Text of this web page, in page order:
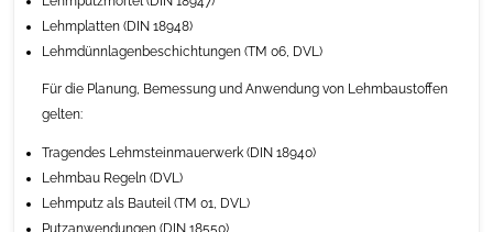
Lehmplatten (DIN 18948)
Lehmdünnlagenbeschichtungen (TM 06, DVL)
Für die Planung, Bemessung und Anwendung von Lehmbaustoffen
gelten:
Tragendes Lehmsteinmauerwerk (DIN 18940)
Lehmbau Regeln (DVL)
Lehmputz als Bauteil (TM 01, DVL)
Putzanwendungen (DIN 18550)